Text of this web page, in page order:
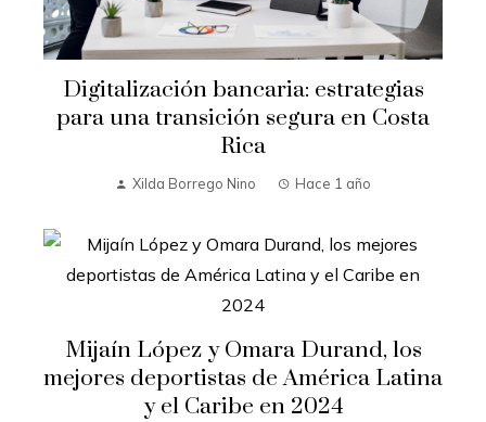
Digitalización bancaria: estrategias
para una transición segura en Costa
Rica
Xilda Borrego Nino Hace 1 año
Mijaín López y Omara Durand, los
mejores deportistas de América Latina
y el Caribe en 2024